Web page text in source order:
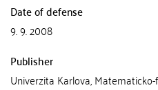
Date of defense
9. 9. 2008
Publisher
Univerzita Karlova,